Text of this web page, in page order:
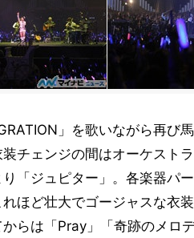
」を歌いながら再び
装チェンジの間はオーケスト
「ジュピター」。各楽器パ
ほど壮大でゴージャスな衣
らは「Pray」「奇跡のメロ